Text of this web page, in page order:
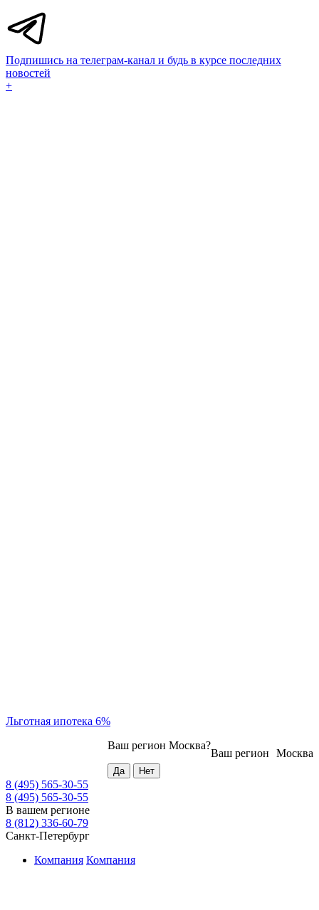
Подпишись на телеграм-канал и будь в курсе последних
новостей
+
Льготная ипотека 6%
Москва
Ваш регион
Ваш регион Москва?
8 (495) 565-30-55
8 (495) 565-30-55
В вашем регионе
8 (812) 336-60-79
Санкт-Петербург
Компания Компания